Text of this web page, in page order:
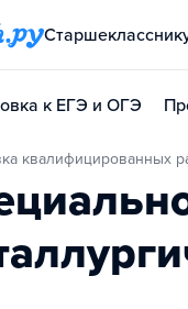
к ЕГЭ и ОГЭ
квалифицированных